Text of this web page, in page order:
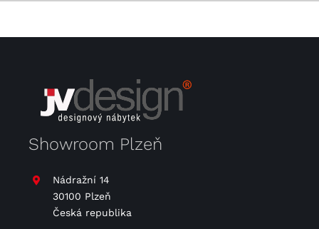
Showroom Plzeň
Nádražní 14
30100 Plzeň
Česká republika